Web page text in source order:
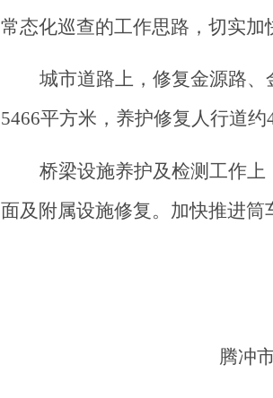
常态化巡查的工作思路，切实加
城市道路上，修复金源路
5466平方米，养护修复人行道约
桥梁设施养护及检测工作
面及附属设施修复。加快推进筒
腾冲